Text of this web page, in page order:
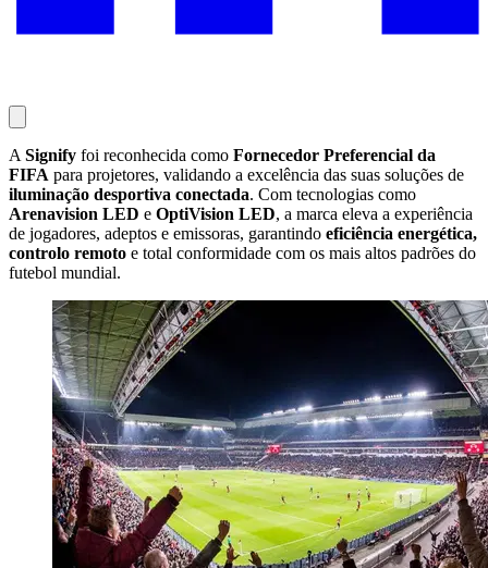
A Signify foi reconhecida como Fornecedor Preferencial da
FIFA para projetores, validando a excelência das suas soluções de
iluminação desportiva conectada. Com tecnologias como
Arenavision LED e OptiVision LED, a marca eleva a experiência
de jogadores, adeptos e emissoras, garantindo eficiência energética,
controlo remoto e total conformidade com os mais altos padrões do
futebol mundial.